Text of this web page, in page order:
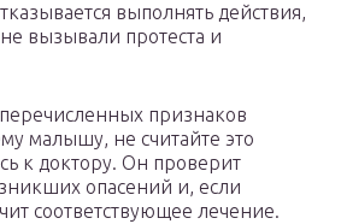
выполнять действия,
вызывали протеста и
признаков
малышу, не считайте это
к доктору. Он проверит
опасений и, если
соответствующее лечение.